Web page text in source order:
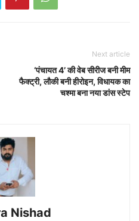
Next article
‘पंचायत 4’ की वेब सीरीज बनी मीम
फैक्ट्री, लौकी बनी हीरोइन, विधायक का
चश्मा बना नया डांस स्टेप
Nishad